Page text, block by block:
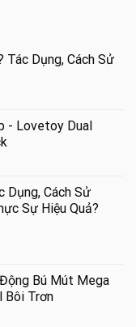
Dụng, Cách Sử
₫
- Lovetoy Dual
Dụng, Cách Sử
Sự Hiệu Quả?
₫
Bú Mút Mega
Bôi Trơn